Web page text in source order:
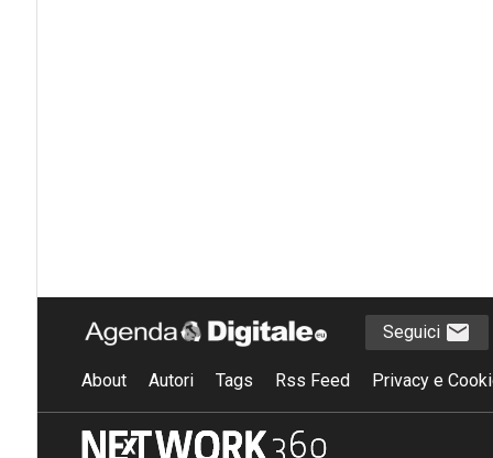
Seguici
About Autori Tags Rss Feed Privacy e